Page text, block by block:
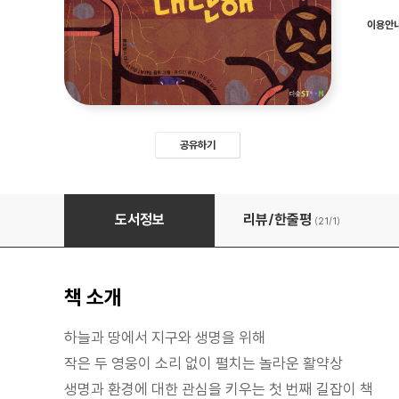
공유하기
이용안
꿀벌과 지렁이는 대단해
도서정보 리뷰/한줄평 (21/1)
책 소개
하늘과 땅에서 지구와 생명을 위해
작은 두 영웅이 소리 없이 펼치는 놀라운 활약상
생명과 환경에 대한 관심을 키우는 첫 번째 길잡이 책